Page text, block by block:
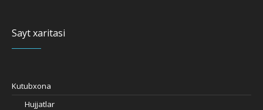
Sayt xaritasi
Kutubxona
Hujjatlar